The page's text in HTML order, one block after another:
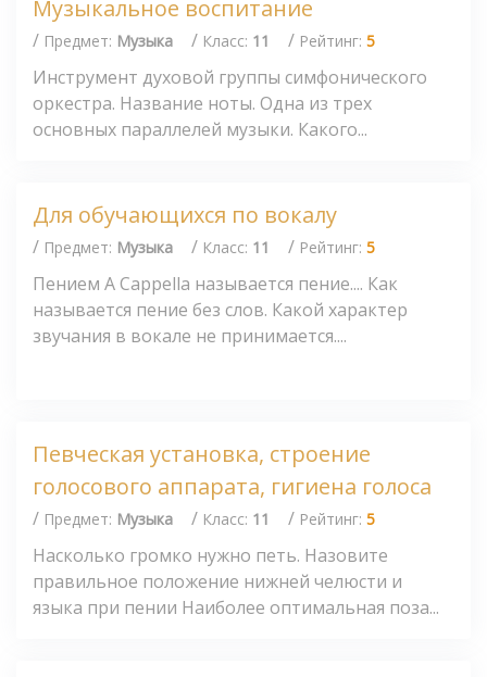
Музыкальное воспитание
/ Предмет: Музыка / Класс: 11 / Рейтинг: 5
Инструмент духовой группы симфонического
оркестра. Название ноты. Одна из трех
основных параллелей музыки. Какого...
Для обучающихся по вокалу
/ Предмет: Музыка / Класс: 11 / Рейтинг: 5
Пением А Сарреllа называется пение.... Как
называется пение без слов. Какой характер
звучания в вокале не принимается....
Певческая установка, строение
голосового аппарата, гигиена голоса
/ Предмет: Музыка / Класс: 11 / Рейтинг: 5
Насколько громко нужно петь. Назовите
правильное положение нижней челюсти и
языка при пении Наиболее оптимальная поза...